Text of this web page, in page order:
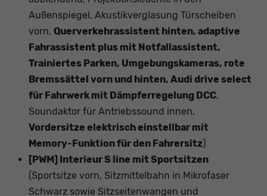
Außenspiegel, Akustikverglasung Türscheiben
vorn, Querverkehrassistent hinten, adaptive
Fahrassistent plus mit Notfallassistent,
Trainiertes Parken, Umgebungskameras, rote
Bremssättel vorn und hinten, Audi drive select
für Fahrwerk mit Dämpferregelung DCC,
Soundaktor für Antriebssound innen,
Vordersitze elektrisch einstellbar mit
Memory-Funktion für den Fahrersitz)
[PWM] Interieur S line mit Sportsitzen
(Sportsitze vorn, Sitzmittelbahn in Mikrofaser
Schwarz sowie Sitzseitenwangen und